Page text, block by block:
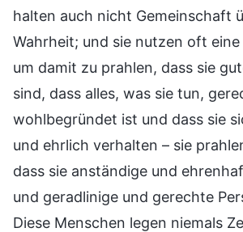
halten auch nicht Gemeinschaft
Wahrheit; und sie nutzen oft eine
um damit zu prahlen, dass sie
sind, dass alles, was sie tun,
wohlbegründet ist und dass sie
und ehrlich verhalten – sie
dass sie anständige und
und geradlinige und gerechte
Diese Menschen legen niemals